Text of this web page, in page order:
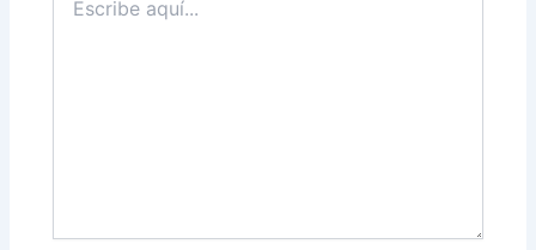
aquí...